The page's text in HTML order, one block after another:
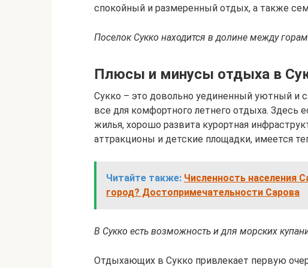
спокойный и размеренный отдых, а также
Поселок Сукко находится в долине между
Плюсы и минусы отдыха в
Сукко – это довольно уединенный уютный и
все для комфортного летнего отдыха. Здесь
жилья, хорошо развита курортная
аттракционы и детские площадки, имеется
Читайте также: Численность населения
город? Достопримечательности Сарова
В Сукко есть возможность и для морских
Отдыхающих в Сукко привлекает первую